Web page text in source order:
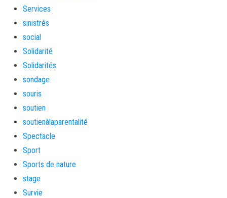
Services
sinistrés
social
Solidarité
Solidarités
sondage
souris
soutien
soutienàlaparentalité
Spectacle
Sport
Sports de nature
stage
Survie